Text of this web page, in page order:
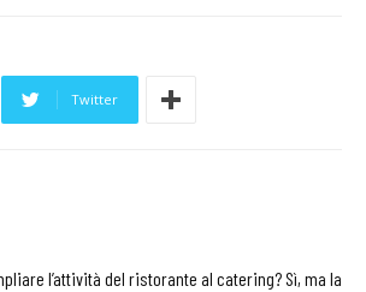
Twitter
l’attività del ristorante al catering? Sì, ma la